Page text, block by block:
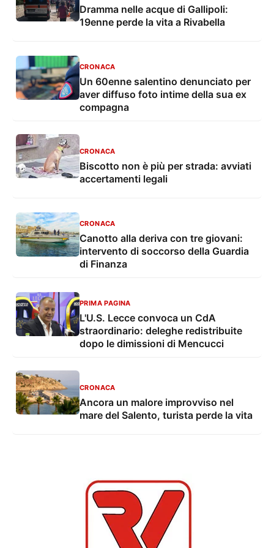
Dramma nelle acque di Gallipoli:
19enne perde la vita a Rivabella
CRONACA
Un 60enne salentino denunciato per
aver diffuso foto intime della sua ex
compagna
CRONACA
Biscotto non è più per strada: avviati
accertamenti legali
CRONACA
Canotto alla deriva con tre giovani:
intervento di soccorso della Guardia
di Finanza
PRIMA PAGINA
L'U.S. Lecce convoca un CdA
straordinario: deleghe redistribuite
dopo le dimissioni di Mencucci
CRONACA
Ancora un malore improvviso nel
mare del Salento, turista perde la vita